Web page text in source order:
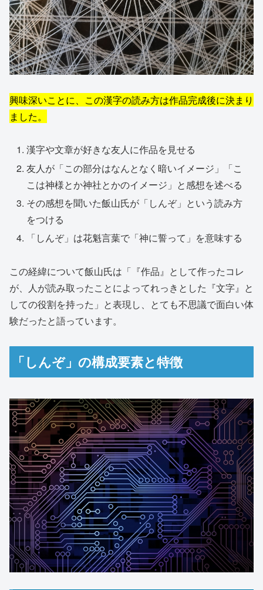
興味深いことに、この漢字の読み方は作品完成後に決まり
ました。
漢字や文章が好きな友人に作品を見せる
友人が「この部分はなんとなく暗いイメージ」「こ
こは神様とか神社とかのイメージ」と感想を述べる
その感想を聞いた飯山氏が「しんぞ」という読み方
をつける
「しんぞ」は花魁言葉で「神に誓って」を意味する
この経緯について飯山氏は「『作品』として作ったコレ
が、人が読み取ったことによってれっきとした『文字』と
しての役割を持った」と表現し、とても不思議で面白い体
験だったと語っています。
「しんぞ」の構成要素と特徴